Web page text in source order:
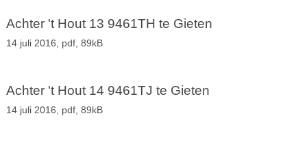
Achter 't Hout 13 9461TH te Gieten
14 juli 2016, pdf, 89kB
Achter 't Hout 14 9461TJ te Gieten
14 juli 2016, pdf, 89kB